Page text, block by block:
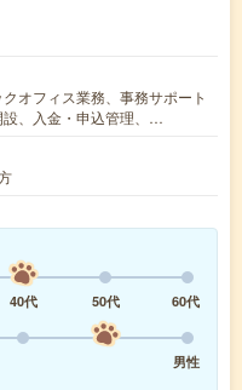
オフィス業務、事務サポート
、入金・申込管理、…
40代 50代
60代
男性